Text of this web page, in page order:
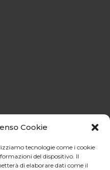
Cookie
tecnologie come i cookie
del dispositivo. Il
di elaborare dati come il